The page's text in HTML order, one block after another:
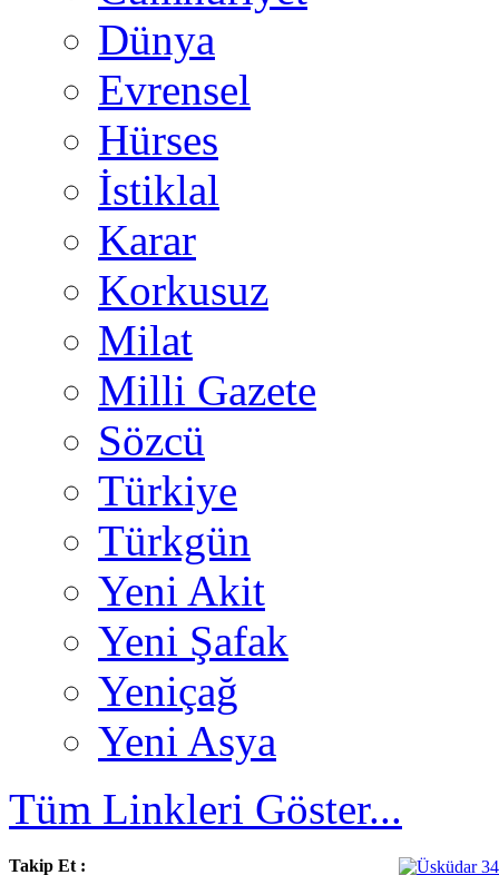
Dünya
Evrensel
Hürses
İstiklal
Karar
Korkusuz
Milat
Milli Gazete
Sözcü
Türkiye
Türkgün
Yeni Akit
Yeni Şafak
Yeniçağ
Yeni Asya
Tüm Linkleri Göster...
Takip Et :